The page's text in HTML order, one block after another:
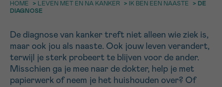
HOME > LEVEN MET EN NA KANKER > IK BEN EEN NAASTE > DE
DIAGNOSE
De diagnose van kanker treft niet alleen wie ziek is,
maar ook jou als naaste. Ook jouw leven verandert,
terwijl je sterk probeert te blijven voor de ander.
Misschien ga je mee naar de dokter, help je met
papierwerk of neem je het huishouden over? Of
VOORNAAM
Bel ons op 0800 15 802
Via ons
contactformulier
Ik wil graag opgebeld worden
TERUG
NAAM
9h-11h
11h-13h
13h-16h